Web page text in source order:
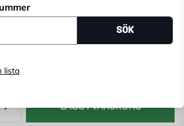
SÖK
lista
leverans i kassan
för att se lagerstatus
LÄGG I VARUKORG